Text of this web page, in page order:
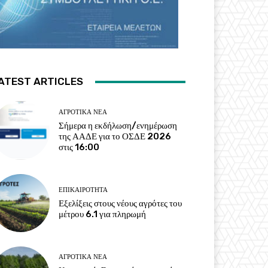
ARTICLES
ΑΓΡΟΤΙΚΆ ΝΈΑ
Σήμερα η εκδήλωση/ενημέρωση
της ΑΑΔΕ για το ΟΣΔΕ 2026
στις 16:00
ΕΠΙΚΑΙΡΌΤΗΤΑ
Εξελίξεις στους νέους αγρότες του
μέτρου 6.1 για πληρωμή
ΑΓΡΟΤΙΚΆ ΝΈΑ